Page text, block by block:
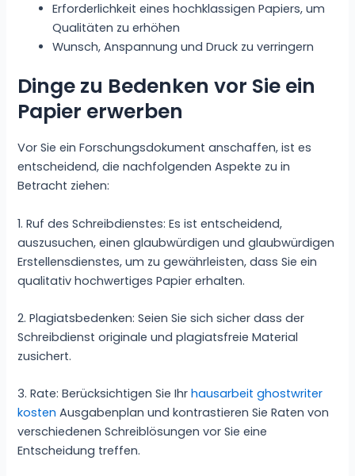
Erforderlichkeit eines hochklassigen Papiers, um
Qualitäten zu erhöhen
Wunsch, Anspannung und Druck zu verringern
Dinge zu Bedenken vor Sie ein
Papier erwerben
Vor Sie ein Forschungsdokument anschaffen, ist es
entscheidend, die nachfolgenden Aspekte zu in
Betracht ziehen:
1. Ruf des Schreibdienstes: Es ist entscheidend,
auszusuchen, einen glaubwürdigen und glaubwürdigen
Erstellensdienstes, um zu gewährleisten, dass Sie ein
qualitativ hochwertiges Papier erhalten.
2. Plagiatsbedenken: Seien Sie sich sicher dass der
Schreibdienst originale und plagiatsfreie Material
zusichert.
3. Rate: Berücksichtigen Sie Ihrhausarbeit ghostwriter
kosten Ausgabenplan und kontrastieren Sie Raten von
verschiedenen Schreiblösungen vor Sie eine
Entscheidung treffen.